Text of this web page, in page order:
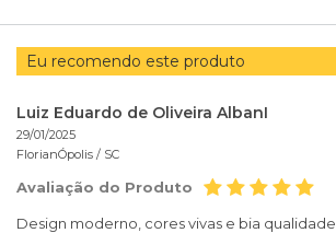
Eu recomendo este produto
Luiz Eduardo de Oliveira AlbanI
29/01/2025
FlorianÓpolis / SC
Avaliação do Produto
Design moderno, cores vivas e bia qualidade